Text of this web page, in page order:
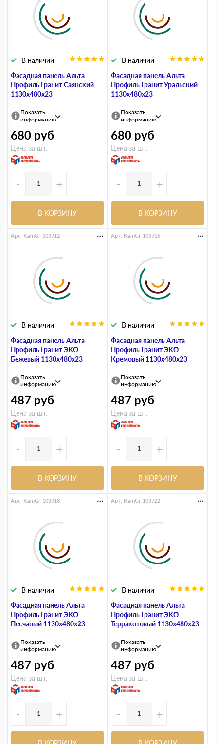
Фасадная панель Альта
Профиль Гранит Саянский
1130х480х23
В наличии
Показать
информацию
680 руб
Цена за шт.
- +
В КОРЗИНУ
Фасадная панель Альта
Профиль Гранит Уральский
1130х480х23
В наличии
Показать
информацию
680 руб
Цена за шт.
- +
В КОРЗИНУ
Фасадная панель Альта
Профиль Гранит ЭКО
Бежевый 1130х480х23
В наличии
Арт. KamGr-103712
Показать
информацию
487 руб
Цена за шт.
- +
В КОРЗИНУ
Фасадная панель Альта
Профиль Гранит ЭКО
Кремовый 1130х480х23
В наличии
Арт. KamGr-103716
Показать
информацию
487 руб
Цена за шт.
- +
В КОРЗИНУ
Фасадная панель Альта
Профиль Гранит ЭКО
Песчаный 1130х480х23
В наличии
Арт. KamGr-103718
Показать
информацию
487 руб
Цена за шт.
- +
Фасадная панель Альта
Профиль Гранит ЭКО
Терракотовый 1130х480х23
В наличии
Арт. KamGr-103722
Показать
информацию
487 руб
Цена за шт.
- +